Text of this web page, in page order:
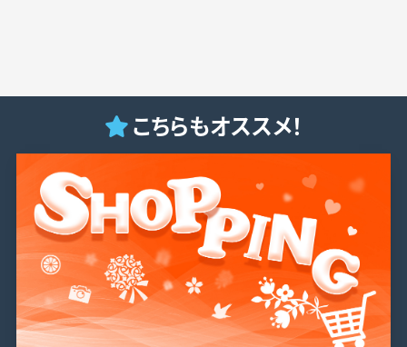
こちらもオススメ！